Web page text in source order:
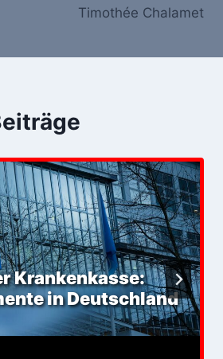
Timothée Chalamet
Krankenkasse:
in Deutschland